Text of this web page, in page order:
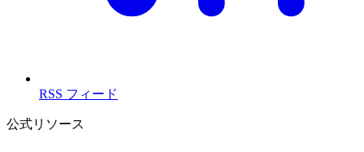
RSS フィード
公式リソース